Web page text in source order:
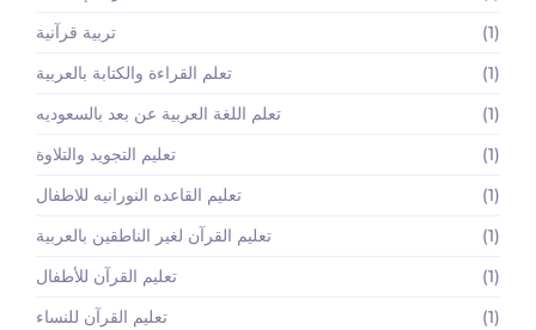
تربية قرآنية
(1)
تعلم القراءة والكتابة بالعربية
(1)
تعلم اللغة العربية عن بعد بالسعوديه
(1)
تعليم التجويد والتلاوة
(1)
تعليم القاعده النورانيه للاطفال
(1)
تعليم القرآن لغير الناطقين بالعربية
(1)
تعليم القرآن للأطفال
(1)
تعليم القرآن للنساء
(1)